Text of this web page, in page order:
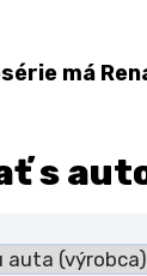
má
s